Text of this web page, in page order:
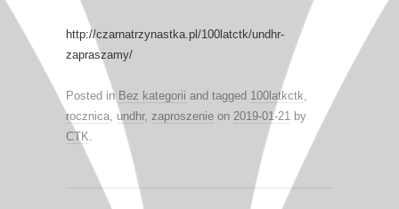
http://czarnatrzynastka.pl/100latctk/undhr-
zapraszamy/
Posted in Bez kategorii and tagged 100latkctk,
rocznica, undhr, zaproszenie on 2019-01-21 by
CTK.